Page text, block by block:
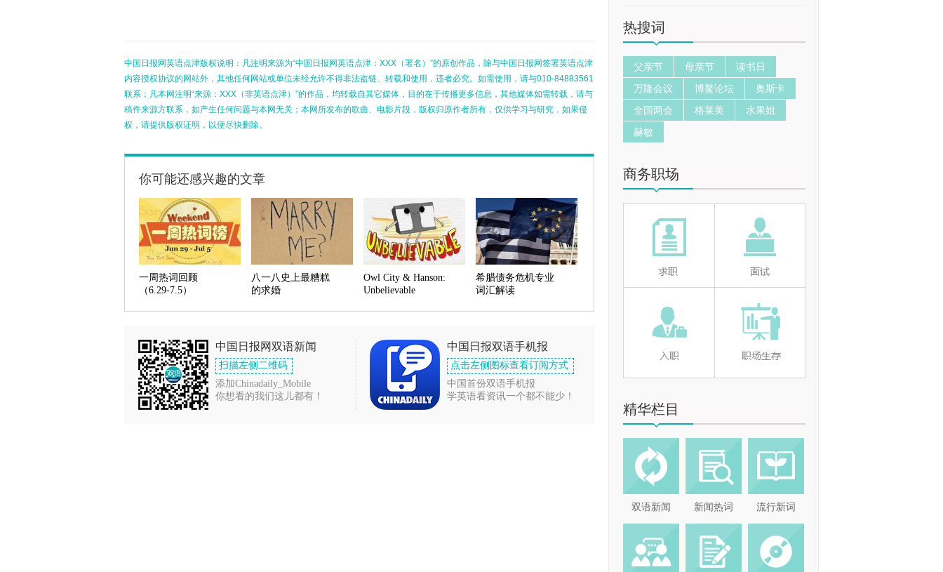
中国日报网英语点津版权说明：凡注明来源为“中国日报网英语点津：XXX（署名）”的原创作品，除与中国日报网签署英语点津
内容授权协议的网站外，其他任何网站或单位未经允许不得非法盗链、转载和使用，违者必究。如需使用，请与010-84883561
联系；凡本网注明“来源：XXX（非英语点津）”的作品，均转载自其它媒体，目的在于传播更多信息，其他媒体如需转载，请与
稿件来源方联系，如产生任何问题与本网无关；本网所发布的歌曲、电影片段，版权归原作者所有，仅供学习与研究，如果侵
权，请提供版权证明，以便尽快删除。
你可能还感兴趣的文章
一周热词回顾
（6.29-7.5）
八一八史上最糟糕
的求婚
Owl City & Hanson:
Unbelievable
希腊债务危机专业
词汇解读
中国日报网双语新闻
扫描左侧二维码
添加Chinadaily_Mobile
你想看的我们这儿都有！
中国日报双语手机报
点击左侧图标查看订阅方式
中国首份双语手机报
学英语看资讯一个都不能少！
热搜词
父亲节 母亲节
读书日
万隆会议
博鳌论坛
奥斯卡
全国两会
格莱美
水果姐
赫敏
商务职场
精华栏目
双语新闻 新闻热词 流行新词